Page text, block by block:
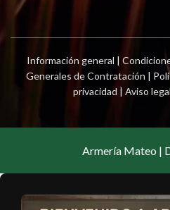
Información general |
Generales de Contratación |
privacidad |Aviso legal
Armería Mateo |